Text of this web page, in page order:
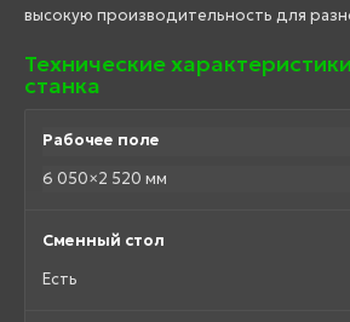
высокую производительность для
Технические
станка
Рабочее поле
6 050×2 520 мм
Сменный стол
Есть